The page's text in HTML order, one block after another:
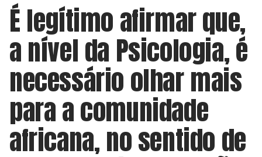
É legítimo afirmar que,
a nível da Psicologia, é
necessário olhar mais
para a comunidade
africana, no sentido de